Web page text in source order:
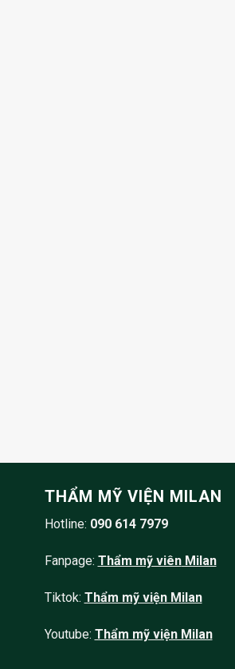
THẨM MỸ VIỆN MILAN
Hotline: 090 614 7979
Fanpage: Thẩm mỹ viênMilan
Tiktok: Thẩm mỹ viện Milan
Youtube: Thẩm mỹ viện Milan